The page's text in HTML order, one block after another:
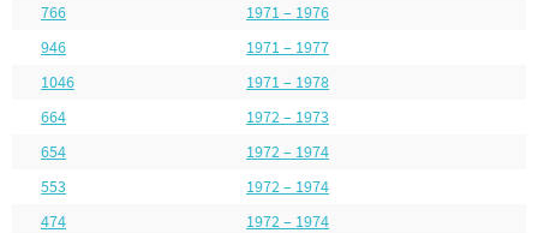
766
1971 – 1976
946
1971 – 1977
1046
1971 – 1978
664
1972 – 1973
654
1972 – 1974
553
1972 – 1974
474
1972 – 1974